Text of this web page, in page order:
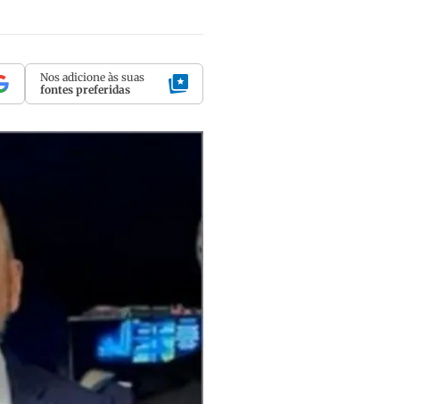
Nos adicione às suas
fontes preferidas